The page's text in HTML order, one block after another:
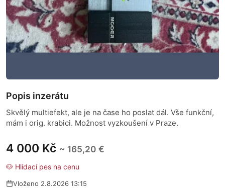
4 000 Kč ~ 165,20 €
🐶 Hlídací pes na cenu
Vloženo 2.8.2026 13:15
Popis inzerátu
Skvělý multiefekt, ale je na čase ho poslat dál. Vše funkční,
mám i orig. krabici. Možnost vyzkoušení v Praze.